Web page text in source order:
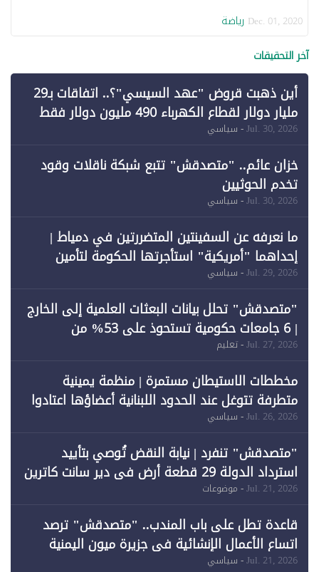
Dec. 01, 2020 رياضة
آخر التحقيقات
أين ذهبت قروض "عهد السيسي"؟.. اتفاقات بـ29
مليار دولار لقطاع الكهرباء 490 مليون دولار فقط
لـ"الطاقة المتجددة" (1)
Jul. 30, 2026- سياسي
خزان عائم.. "متصدقش" تتبع شبكة ناقلات وقود
تخدم الحوثيين
Jul. 30, 2026- سياسي
ما نعرفه عن السفينتين المتضررتين في دمياط |
إحداهما "أمريكية" استأجرتها الحكومة لتأمين
احتياجات الطاقة
Jul. 29, 2026- سياسي
"متصدقش" تحلل بيانات البعثات العلمية إلى الخارج
| 6 جامعات حكومية تستحوذ على 53% من
Jul. 27, 2026- تعليم
مخططات الاستيطان مستمرة | منظمة يمينية
متطرفة تتوغل عند الحدود اللبنانية أعضاؤها اعتادوا
خرق الحدود
Jul. 26, 2026- سياسي
"متصدقش" تنفرد | نيابة النقض تُوصي بتأييد
استرداد الدولة 29 قطعة أرض في دير سانت كاترين
وقبول طعن الحكومة جزئيًا (1)
Jul. 21, 2026- موضوعات
قاعدة تطل على باب المندب.. "متصدقش" ترصد
اتساع الأعمال الإنشائية في جزيرة ميون اليمنية
Jul. 21, 2026- سياسي